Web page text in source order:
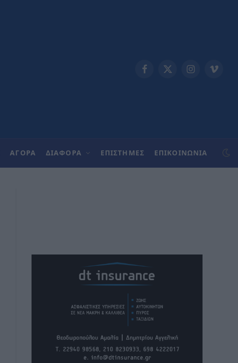
Facebook
X
InstagramVimeo
ΑΓΟΡΑ ΔΙΑΦΟΡΑ ΕΠΙΣΤΗΜΕΣ ΕΠΙΚΟΙΝΩΝΊΑ